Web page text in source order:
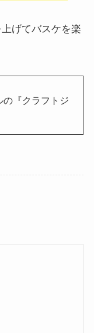
げてバスケを楽
の『クラフトジ